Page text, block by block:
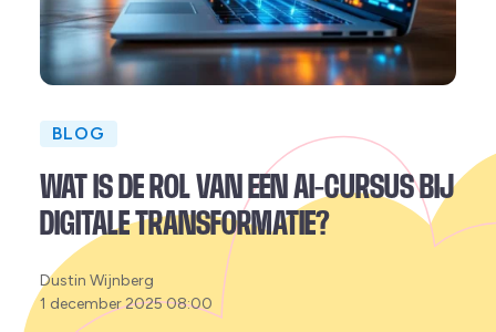
BLOG
WAT IS DE ROL VAN EEN AI-CURSUS BIJ
DIGITALE TRANSFORMATIE?
Posted
by:
Dustin Wijnberg
1 december 2025 08:00